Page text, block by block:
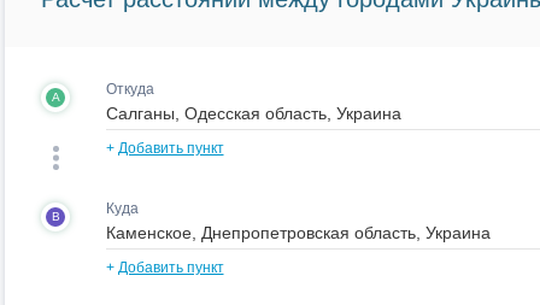
A Откуда
+ Добавить пункт
B Куда
+ Добавить пункт